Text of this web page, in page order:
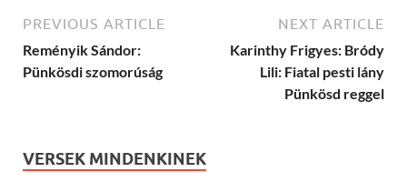
PREVIOUS ARTICLE
Reményik Sándor:
Pünkösdi szomorúság
NEXT ARTICLE
Karinthy Frigyes: Bródy
Lili: Fiatal pesti lány
Pünkösd reggel
VERSEK MINDENKINEK